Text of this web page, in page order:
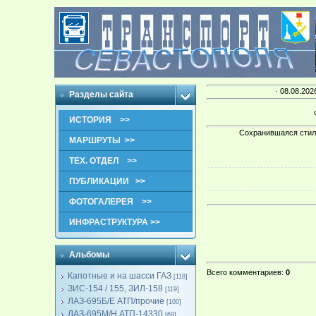
Разделы сайта
ИСТОРИЯ >>
МАРШРУТЫ >>
ТЕХ. ОТДЕЛ >>
ПУБЛИКАЦИИ >>
ФОТОГАЛЕРЕЯ >>
ИНФРАСТРУКТУРА >>
Альбомы
Капотные и на шасси ГАЗ [118]
ЗИС-154 / 155, ЗИЛ-158 [119]
ЛАЗ-695Б/Е АТП/прочие [100]
ЛАЗ-695М/Н АТП-14330 [69]
·
Сохранившаяся
Всего комментариев:0